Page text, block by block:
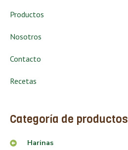
Productos
Nosotros
Contacto
Recetas
Categoría de productos
Harinas